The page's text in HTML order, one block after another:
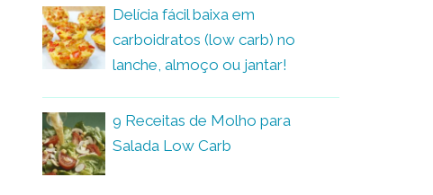
Delícia fácil baixa em
carboidratos (low carb) no
lanche, almoço ou jantar!
9 Receitas de Molho para
Salada Low Carb